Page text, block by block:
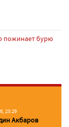
пожинает бурю
23:29
Акбаров